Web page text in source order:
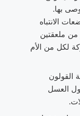
بها.
الانتباه
من ملعقتين
لكل من الأم
العسل